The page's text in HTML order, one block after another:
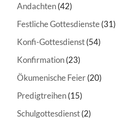
Andachten(42)
Festliche Gottesdienste(31)
Konfi-Gottesdienst(54)
Konfirmation(23)
Ökumenische Feier(20)
Predigtreihen(15)
Schulgottesdienst(2)